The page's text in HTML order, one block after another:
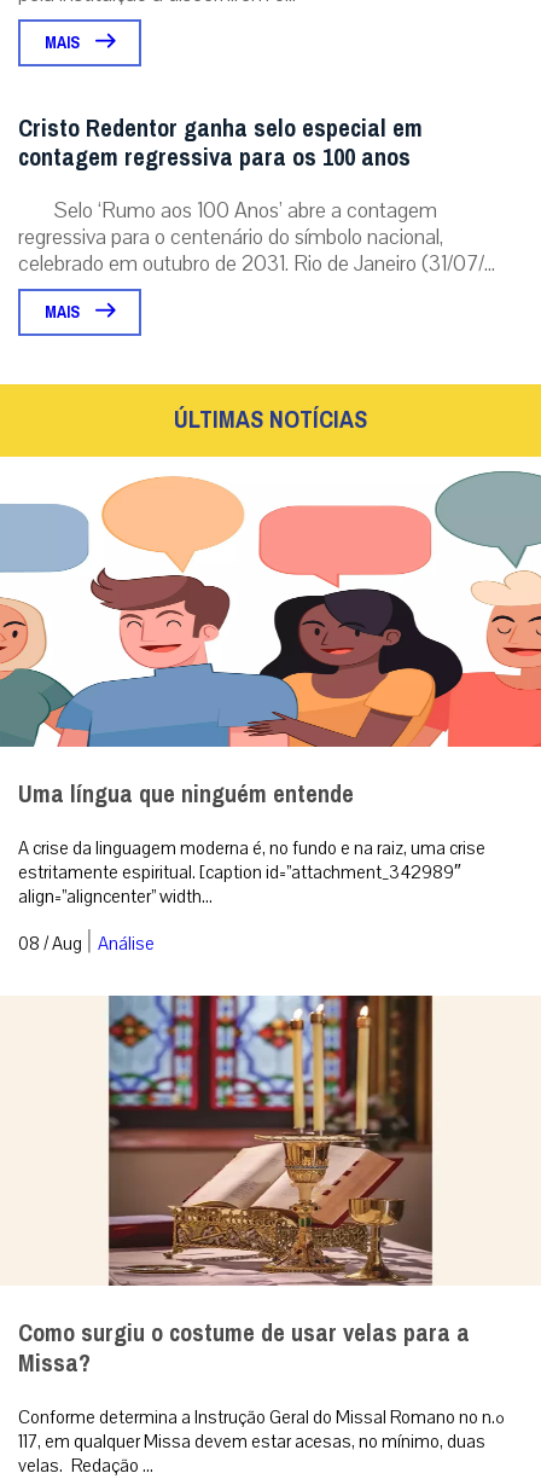
MAIS
Cristo Redentor ganha selo especial em
contagem regressiva para os 100 anos
Selo ‘Rumo aos 100 Anos’ abre a contagem
regressiva para o centenário do símbolo nacional,
celebrado em outubro de 2031. Rio de Janeiro (31/07/...
MAIS
ÚLTIMAS NOTÍCIAS
Uma língua que ninguém entende
A crise da linguagem moderna é, no fundo e na raiz, uma crise
estritamente espiritual. [caption id=”attachment_342989″
align=”aligncenter” width...
08 / Aug | Análise
Como surgiu o costume de usar velas para a
Missa?
Conforme determina a Instrução Geral do Missal Romano no n.º
117, em qualquer Missa devem estar acesas, no mínimo, duas
velas. Redação ...